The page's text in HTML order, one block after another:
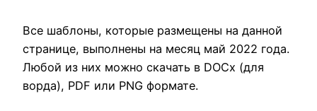
Все шаблоны, которые размещены на данной
странице, выполнены на месяц май 2022 года.
Любой из них можно скачать в DOCx (для
ворда), PDF или PNG формате.